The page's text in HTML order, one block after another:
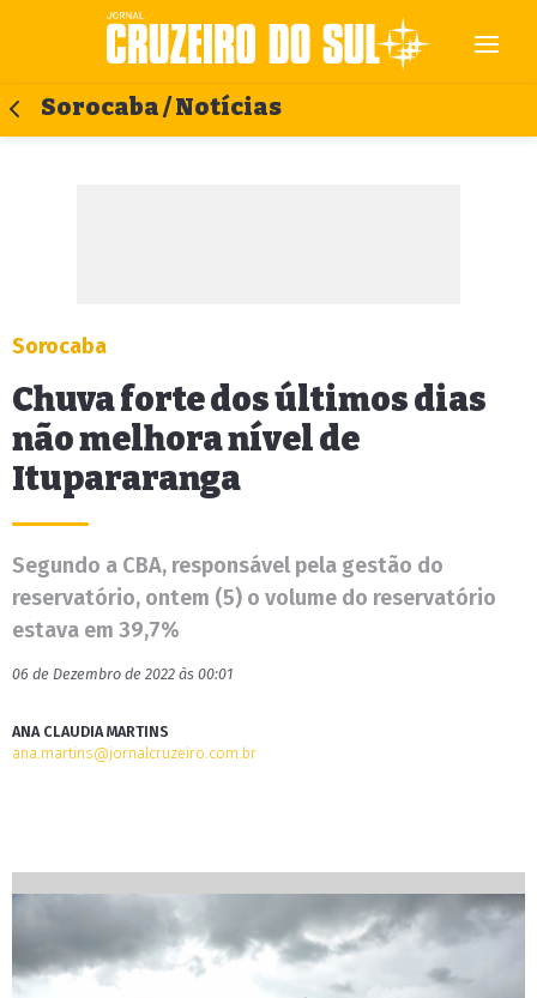
Sorocaba / Notícias
Sorocaba
Chuva forte dos últimos dias
não melhora nível de
Itupararanga
Segundo a CBA, responsável pela gestão do
reservatório, ontem (5) o volume do reservatório
estava em 39,7%
06 de Dezembro de 2022 às 00:01
ANA CLAUDIA MARTINS
ana.martins@jornalcruzeiro.com.br